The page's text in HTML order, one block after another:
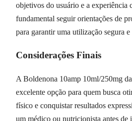
objetivos do usuário e a experiência
fundamental seguir orientações de
para garantir uma utilização segura e
Considerações Finais
A Boldenona 10amp 10ml/250mg
excelente opção para quem busca
físico e conquistar resultados
um médico ou nutricionista antes de